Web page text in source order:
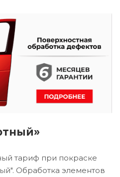
тариф при покраске
Обработка элементов